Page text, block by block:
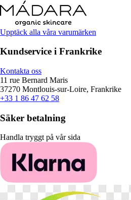
Upptäck alla våra varumärken
Kundservice i Frankrike
Kontakta oss
11 rue Bernard Maris
37270 Montlouis-sur-Loire, Frankrike
+33 1 86 47 62 58
Säker betalning
Handla tryggt på vår sida